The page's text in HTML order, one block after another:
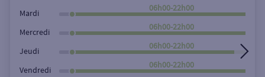
Mardi
06h00-22h00
Mercredi
06h00-22h00
Jeudi
06h00-22h00
Vendredi
06h00-22h00